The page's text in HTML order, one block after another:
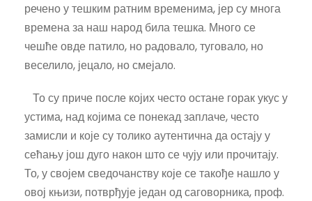
речено у тешким ратним временима, јер су многа
времена за наш народ била тешка. Много се
чешће овде патило, но радовало, туговало, но
веселило, јецало, но смејало.
То су приче после којих често остане горак укус у
устима, над којима се понекад заплаче, често
замисли и које су толико аутентична да остају у
сећању још дуго након што се чују или прочитају.
То, у својем сведочанству које се такође нашло у
овој књизи, потврђује један од саговорника, проф.